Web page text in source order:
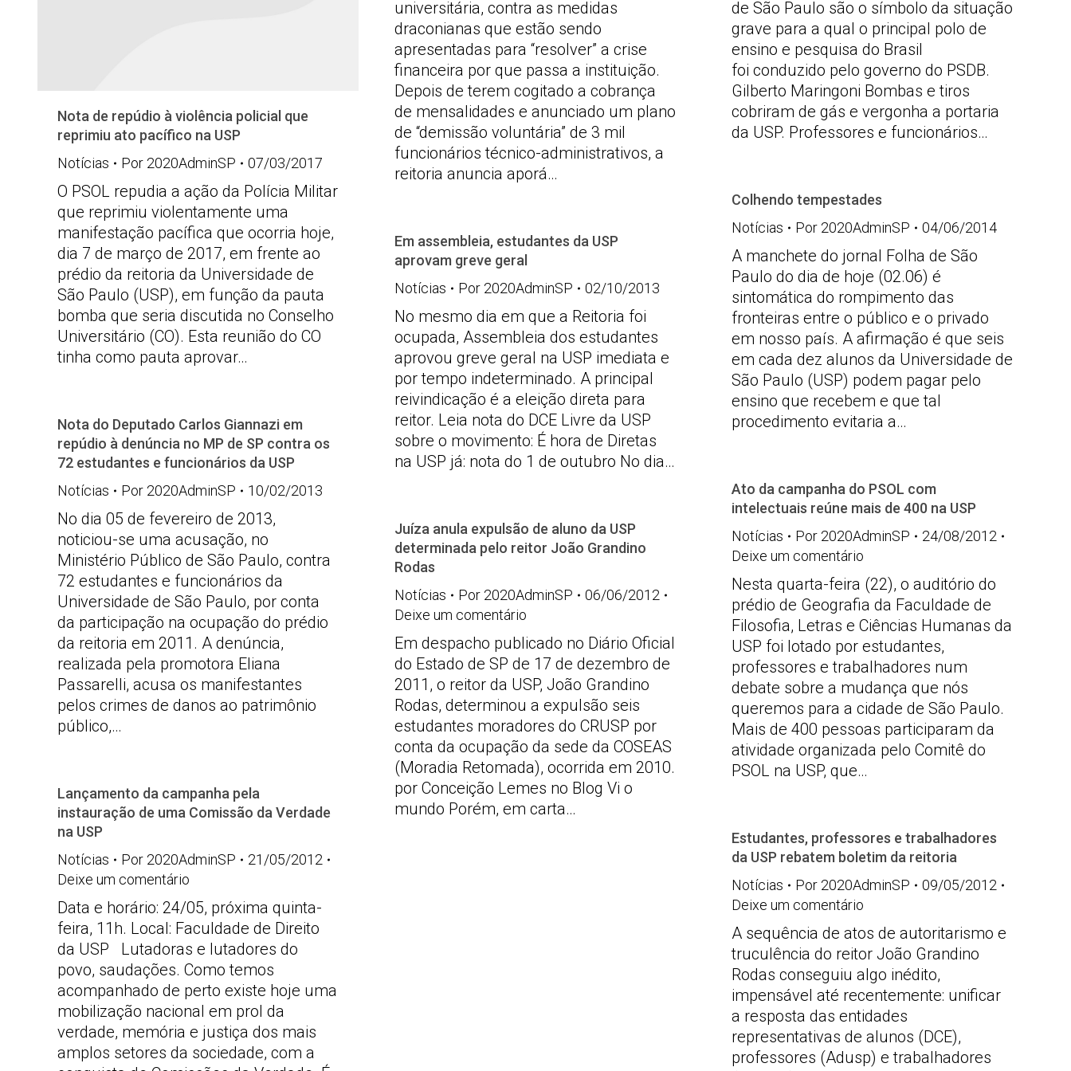
Nota de repúdio à violência policial que
reprimiu ato pacífico na USP
Notícias
Por 2020AdminSP 07/03/2017
O PSOL repudia a ação da Polícia Militar
que reprimiu violentamente uma
manifestação pacífica que ocorria hoje,
dia 7 de março de 2017, em frente ao
prédio da reitoria da Universidade de
São Paulo (USP), em função da pauta
bomba que seria discutida no Conselho
Universitário (CO). Esta reunião do CO
tinha como pauta aprovar…
universitária, contra as medidas
draconianas que estão sendo
apresentadas para “resolver” a crise
financeira por que passa a instituição.
Depois de terem cogitado a cobrança
de mensalidades e anunciado um plano
de “demissão voluntária” de 3 mil
funcionários técnico-administrativos, a
reitoria anuncia aporá…
de São Paulo são o símbolo da situação
grave para a qual o principal polo de
ensino e pesquisa do Brasil
foi conduzido pelo governo do PSDB.
Gilberto Maringoni Bombas e tiros
cobriram de gás e vergonha a portaria
da USP. Professores e funcionários…
Colhendo tempestades
Notícias
Por 2020AdminSP 04/06/2014
A manchete do jornal Folha de São
Paulo do dia de hoje (02.06) é
sintomática do rompimento das
fronteiras entre o público e o privado
em nosso país. A afirmação é que seis
em cada dez alunos da Universidade de
São Paulo (USP) podem pagar pelo
ensino que recebem e que tal
procedimento evitaria a…
Em assembleia, estudantes da USP
aprovam greve geral
Notícias
Por 2020AdminSP 02/10/2013
No mesmo dia em que a Reitoria foi
ocupada, Assembleia dos estudantes
aprovou greve geral na USP imediata e
por tempo indeterminado. A principal
reivindicação é a eleição direta para
reitor. Leia nota do DCE Livre da USP
sobre o movimento: É hora de Diretas
na USP já: nota do 1 de outubro No dia…
Nota do Deputado Carlos Giannazi em
repúdio à denúncia no MP de SP contra os
72 estudantes e funcionários da USP
Notícias
Por 2020AdminSP 10/02/2013
No dia 05 de fevereiro de 2013,
noticiou-se uma acusação, no
Ministério Público de São Paulo, contra
72 estudantes e funcionários da
Universidade de São Paulo, por conta
da participação na ocupação do prédio
da reitoria em 2011. A denúncia,
realizada pela promotora Eliana
Passarelli, acusa os manifestantes
pelos crimes de danos ao patrimônio
público,…
Ato da campanha do PSOL com
intelectuais reúne mais de 400 na USP
Notícias
Por 2020AdminSP
24/08/2012
Deixe um comentário
Nesta quarta-feira (22), o auditório do
prédio de Geografia da Faculdade de
Filosofia, Letras e Ciências Humanas da
USP foi lotado por estudantes,
professores e trabalhadores num
debate sobre a mudança que nós
queremos para a cidade de São Paulo.
Mais de 400 pessoas participaram da
atividade organizada pelo Comitê do
PSOL na USP, que…
Juíza anula expulsão de aluno da USP
determinada pelo reitor João Grandino
Rodas
Notícias
Por 2020AdminSP
06/06/2012
Deixe um comentário
Em despacho publicado no Diário Oficial
do Estado de SP de 17 de dezembro de
2011, o reitor da USP, João Grandino
Rodas, determinou a expulsão seis
estudantes moradores do CRUSP por
conta da ocupação da sede da COSEAS
(Moradia Retomada), ocorrida em 2010.
por Conceição Lemes no Blog Vi o
mundo Porém, em carta…
Lançamento da campanha pela
instauração de uma Comissão da Verdade
na USP
Notícias
Por 2020AdminSP
21/05/2012
Deixe um comentário
Data e horário: 24/05, próxima quinta-
feira, 11h. Local: Faculdade de Direito
da USP Lutadoras e lutadores do
povo, saudações. Como temos
acompanhado de perto existe hoje uma
mobilização nacional em prol da
verdade, memória e justiça dos mais
amplos setores da sociedade, com a
Estudantes, professores e trabalhadores
da USP rebatem boletim da reitoria
Notícias
Por 2020AdminSP
09/05/2012
Deixe um comentário
A sequência de atos de autoritarismo e
truculência do reitor João Grandino
Rodas conseguiu algo inédito,
impensável até recentemente: unificar
a resposta das entidades
representativas de alunos (DCE),
professores (Adusp) e trabalhadores